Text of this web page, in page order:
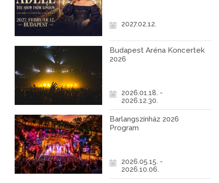
2027.02.12.
Budapest Aréna Koncertek
2026
2026.01.18. -
2026.12.30.
Barlangszínház 2026
Program
2026.05.15. -
2026.10.06.